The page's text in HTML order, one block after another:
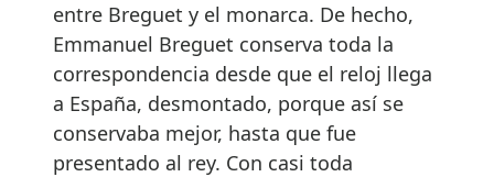
entre Breguet y el monarca. De hecho,
Emmanuel Breguet conserva toda la
correspondencia desde que el reloj llega
a España, desmontado, porque así se
conservaba mejor, hasta que fue
presentado al rey. Con casi toda